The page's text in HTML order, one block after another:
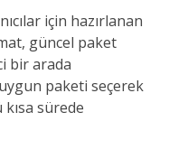
için hazırlanan
güncel paket
bir arada
paketi seçerek
sürede